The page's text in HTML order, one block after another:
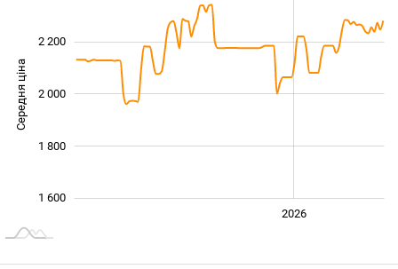
Середня ціна 1 700
1 600
1 800
2 000
2 200
2026